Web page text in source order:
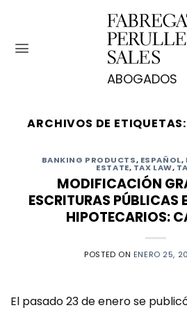
contenido
ARCHIVOS DE ETIQUETAS:
BANKING PRODUCTS, ESPAÑOL,
ESTATE, TAX LAW,
MODIFICACIÓN
ESCRITURAS PÚBLICAS
HIPOTECARIOS:
POSTED ON ENERO 25,
El pasado 23 de enero se